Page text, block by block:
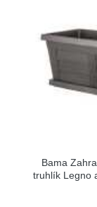
Bama
truhlík Legno